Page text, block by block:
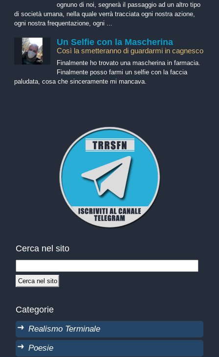
ognuno di noi, segnerà il passaggio ad un altro tipo
di società umana, nella quale verrà tracciata ogni nostra azione,
ogni nostra frequentazione, ogni ...
Un Selfie con la Mascherina
Così la smetteranno di guardarmi in cagnesco
Finalmente ho trovato una mascherina in farmacia.
Finalmente posso farmi un selfie con la faccia
paludata, cosa che sinceramente mi mancava.
Cerca nel sito
Categorie
Realismo Terminale
Poesie